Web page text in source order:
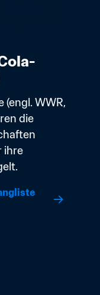
(engl. WWR,
die
ihre